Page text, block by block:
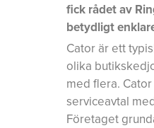
fick rådet av
betydligt
Cator är ett
olika
med flera.
serviceavtal
Företaget